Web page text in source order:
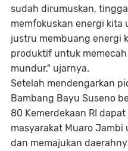
sudah dirumuskan,
memfokuskan energi kita
justru membuang energi
produktif untuk
mundur," ujarnya.
Setelah mendengarkan
Bambang Bayu Suseno
80 Kemerdekaan RI
masyarakat Muaro
dan memajukan